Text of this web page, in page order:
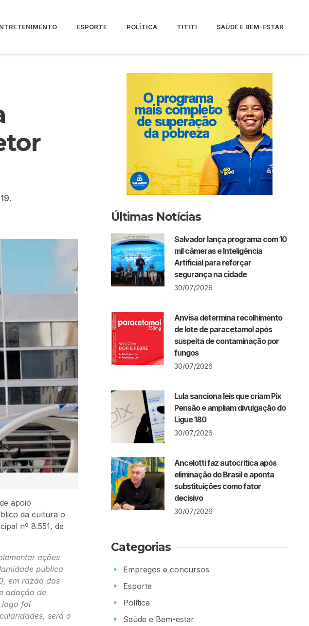
ESPORTE POLÍTICA TITITI SAÚDE E BEM-ESTAR
apoio
da cultura o
nº 8.551, de
ações
pública
em razão dos
adoção de
logo foi
será o
Últimas Notícias
Salvador lança programa com 10
mil câmeras e Inteligência
Artificial para reforçar
segurança na cidade
30/07/2026
Anvisa determina recolhimento
de lote de paracetamol após
suspeita de contaminação por
fungos
30/07/2026
Lula sanciona leis que criam Pix
Pensão e ampliam divulgação do
Ligue 180
30/07/2026
Ancelotti faz autocrítica após
eliminação do Brasil e aponta
substituições como fator
decisivo
30/07/2026
Categorias
Empregos e concursos
Esporte
Política
Saúde e Bem-estar